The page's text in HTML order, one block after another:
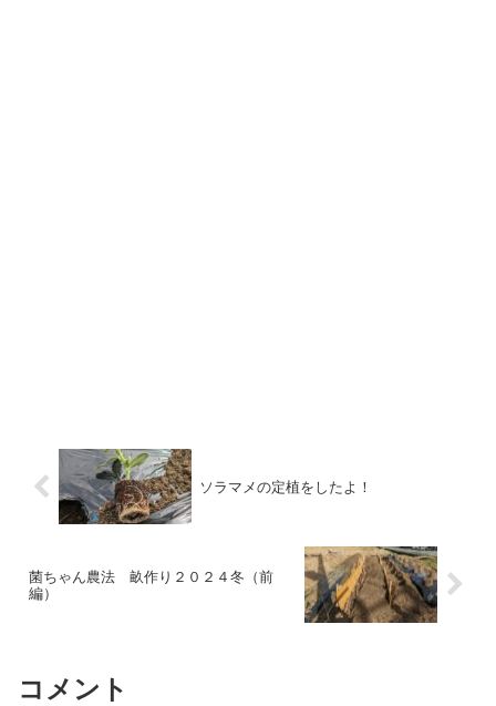
ソラマメの定植をしたよ！
菌ちゃん農法 畝作り２０２４冬（前
編）
コメント